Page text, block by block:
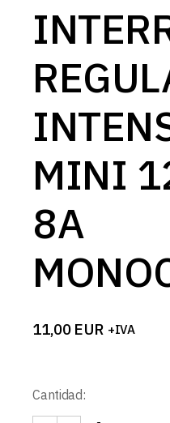
MINI
8A
11,00 EUR +IVA
Cantidad: